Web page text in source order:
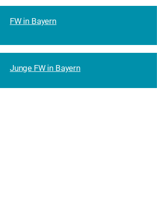
FW in Bayern
Junge FW in Bayern